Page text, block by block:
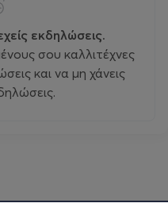
εκδηλώσεις.
σου καλλιτέχνες
και να μη χάνεις